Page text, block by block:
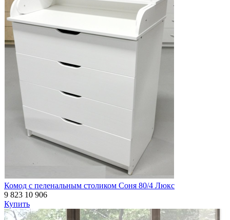
Комод с пеленальным столиком Соня 80/4 Люкс
9 823 10 906
Купить